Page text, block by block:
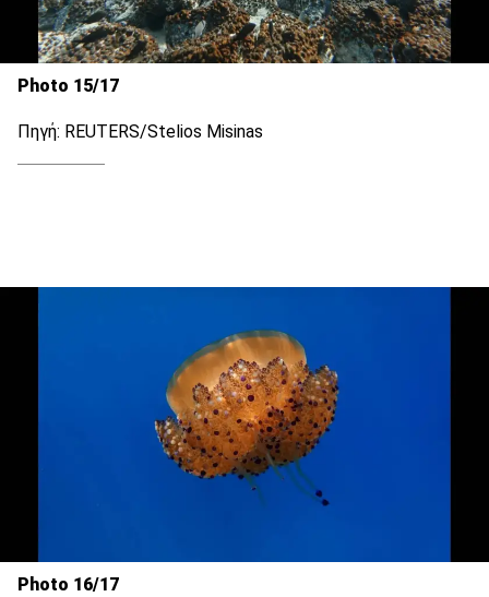
Photo 15/17
Πηγή: REUTERS/Stelios Misinas
Photo 16/17